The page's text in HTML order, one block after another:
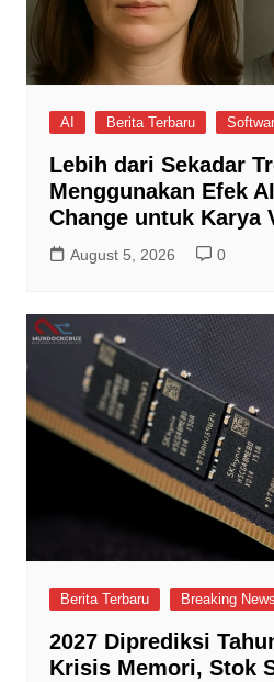
AI Berita Terbaru
Lebih dari Sekadar
Menggunakan Efek
Change untuk Karya
August 5, 2026 0
Berita Terbaru Breaking News
2027 Diprediksi
Krisis Memori, Stok